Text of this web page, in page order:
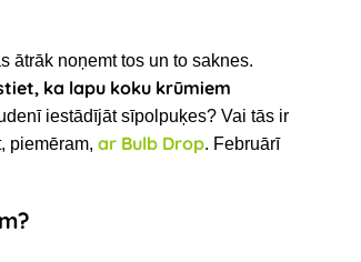
ātrāk noņemt tos un to saknes.
ka lapu koku krūmiem
iestādījāt sīpolpuķes? Vai tās ir
piemēram,ar Bulb Drop. Februārī